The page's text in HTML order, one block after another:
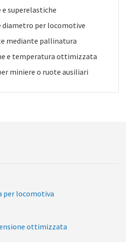
superelastiche
diametro per locomotive
mediante pallinatura
e temperatura ottimizzata
miniere o ruote ausiliari
per locomotiva
ottimizzata